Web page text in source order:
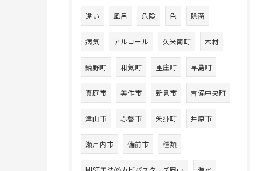
違い 風呂 危険 色 除菌
病気 アルコール 久米南町 木材
鏡野町 和気町 里庄町 早島町
真庭市 美作市 新見市 吉備中央町
津山市 赤磐市 矢掛町 井原市
瀬戸内市 備前市 種類